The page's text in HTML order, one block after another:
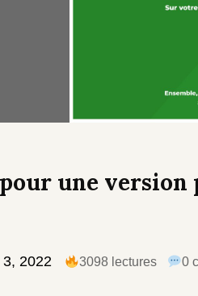
une
2022 3098 lectures 0